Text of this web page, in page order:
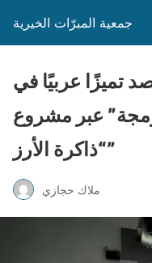
جمعية المبرّات الخيرية
تميزًا عربيًا في
عبر مشروع
“ذاكرة الأرز”
ملاك حجازي